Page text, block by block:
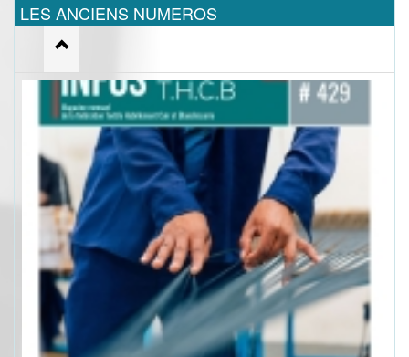
LES ANCIENS NUMEROS